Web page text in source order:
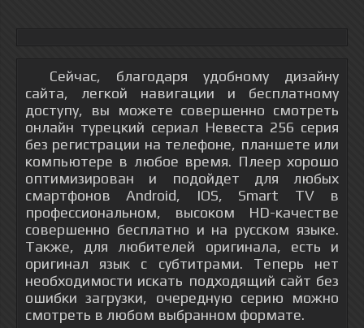
Сейчас, благодаря удобному дизайну
сайта, легкой навигации и бесплатному
доступу, вы можете совершенно смотреть
онлайн турецкий сериал Невеста 256 серия
без регистрации на телефоне, планшете или
компьютере в любое время. Плеер хорошо
оптимизирован и подойдет для любых
смартфонов Android, IOS, Smart TV в
профессиональном, высоком HD-качестве
совершенно бесплатно и на русском языке.
Также, для любителей оригинала, есть и
оригинал язык с субтитрами. Теперь нет
необходимости искать подходящий сайт без
ошибки загрузки, очередную серию можно
смотреть в любом выбранном формате.